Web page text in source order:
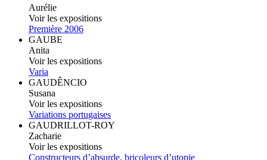
Aurélie
Voir les expositions
Première 2006
GAUBE
Anita
Voir les expositions
Varia
GAUDÊNCIO
Susana
Voir les expositions
Variations portugaises
GAUDRILLOT-ROY
Zacharie
Voir les expositions
Constructeurs d’absurde, bricoleurs d’utopie